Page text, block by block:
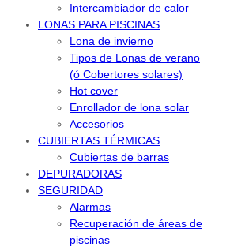
Intercambiador de calor
LONAS PARA PISCINAS
Lona de invierno
Tipos de Lonas de verano
(ó Cobertores solares)
Hot cover
Enrollador de lona solar
Accesorios
CUBIERTAS TÉRMICAS
Cubiertas de barras
DEPURADORAS
SEGURIDAD
Alarmas
Recuperación de áreas de
piscinas